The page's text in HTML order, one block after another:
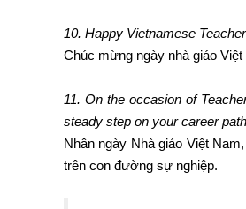
10. Happy Vietnamese
Chúc mừng ngày nhà giáo
11. On the occasion of
steady step on your career
Nhân ngày Nhà giáo Việt
trên con đường sự nghiệp.